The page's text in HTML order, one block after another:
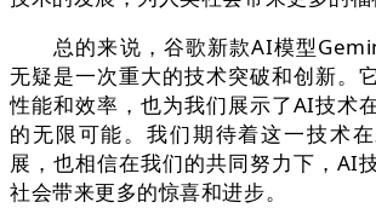
总的来说，谷歌新款AI模型
无疑是一次重大的技术突破和创新。
性能和效率，也为我们展示了AI技术
的无限可能。我们期待着这一技术
展，也相信在我们的共同努力下，AI
社会带来更多的惊喜和进步。